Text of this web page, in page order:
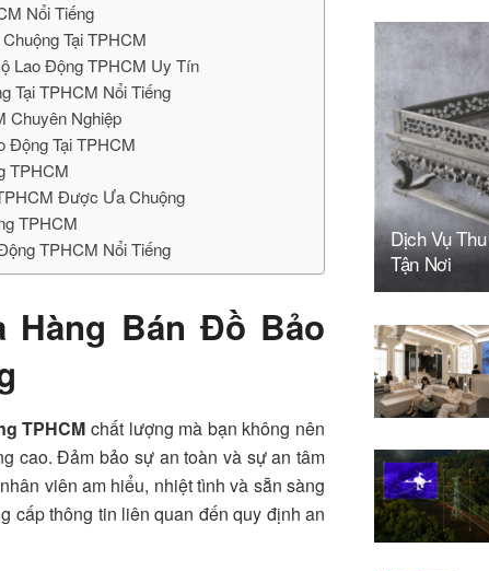
Nổi Tiếng
Tại TPHCM
Lao Động TPHCM Uy Tín
Tại TPHCM Nổi Tiếng
Chuyên Nghiệp
Động Tại TPHCM
TPHCM
Được Ưa Chuộng
TPHCM
TPHCM Nổi Tiếng
Hàng Bán Đồ Bảo
TPHCMchất lượng mà bạn không nên
cao. Đảm bảo sự an toàn và sự an tâm
viên am hiểu, nhiệt tình và sẵn sàng
cấp thông tin liên quan đến quy định an
Dịch Vụ
Tận Nơi